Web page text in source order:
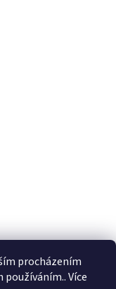
procházením
Více